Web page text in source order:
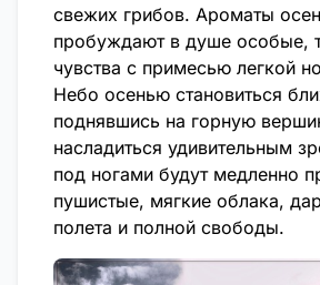
свежих грибов. Ароматы
пробуждают в душе особые,
чувства с примесью легкой
Небо осенью становиться
поднявшись на горную
насладиться удивительным
под ногами будут медленно
пушистые, мягкие облака,
полета и полной свободы.